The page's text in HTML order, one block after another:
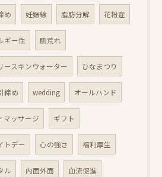
め 妊娠線 脂肪分解 花粉症
ギー性 肌荒れ
ースキンウォーター ひなまつり
締め wedding オールハンド
マッサージ ギフト
トデー 心の強さ 福利厚生
ル 内面外面 血流促進